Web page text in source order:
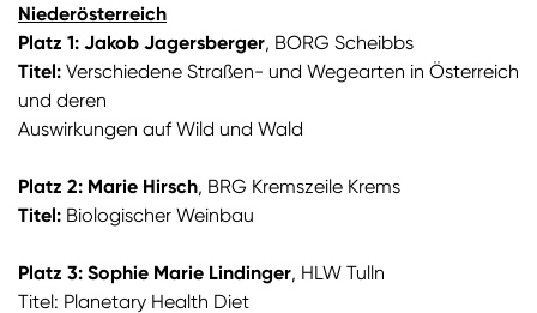
Niederösterreich
Platz 1: Jakob Jagersberger, BORG Scheibbs
Titel: Verschiedene Straßen- und Wegearten in Österreich
und deren
Auswirkungen auf Wild und Wald
Platz 2: Marie Hirsch, BRG Kremszeile Krems
Titel: Biologischer Weinbau
Platz 3: Sophie Marie Lindinger, HLW Tulln
Titel: Planetary Health Diet